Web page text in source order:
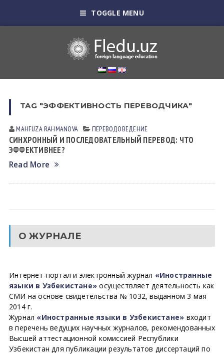
TOGGLE MENU
TAG "ЭФФЕКТИВНОСТЬ ПЕРЕВОДЧИКА"
MAHFUZA RAHMANOVA ПЕРЕВОДОВЕДЕНИЕ
СИНХРОННЫЙ И ПОСЛЕДОВАТЕЛЬНЫЙ ПЕРЕВОД: ЧТО
ЭФФЕКТИВНЕЕ?
Read More
О ЖУРНАЛЕ
Интернет-портал и электронный журнал «Иностранные
языки в Узбекистане» осуществляет деятельность как
СМИ на основе свидетельства № 1032, выданном 3 мая
2014 г.
Журнал «Иностранные языки в Узбекистане» входит
в перечень ведущих научных журналов, рекомендованных
Высшей аттестационной комиссией Республики
Узбекистан для публикации результатов диссертаций по